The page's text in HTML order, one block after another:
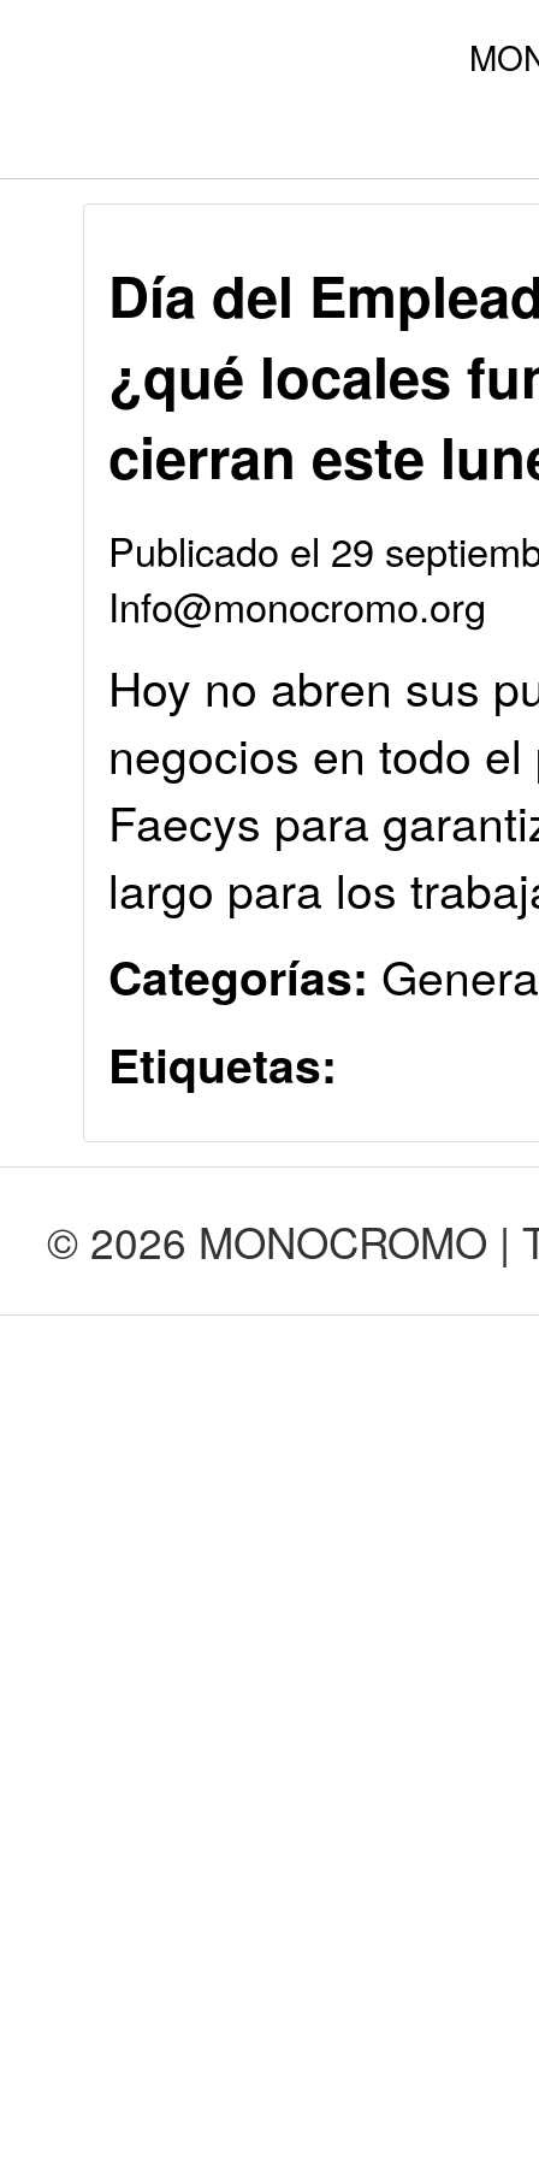
Día del
¿qué locales
cierran este
Publicado el 29
Info@monocromo.org
Hoy no abren sus
negocios en todo
Faecys para
largo para los
Categorías:
Etiquetas:
© 2026 MONOCROMO |